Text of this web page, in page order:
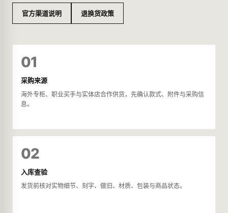
官方渠道说明 退换货政策
01
采购来源
海外专柜、职业买手与实体店合作供货，先确认款式、附件与采购信
息。
02
入库查验
发货前核对实物细节、刻字、做旧、材质、包装与商品状态。